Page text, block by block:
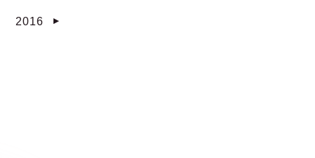
2016 ▼